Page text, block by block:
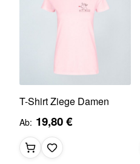
T-Shirt Ziege Damen
Ab 19,80 €